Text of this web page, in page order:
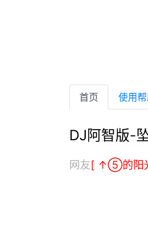
首页 使用
DJ阿智版-
网友[ ↑⑤的阳